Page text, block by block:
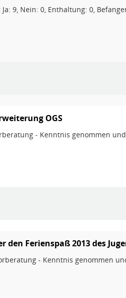
Ja: 9, Nein: 0, Enthaltung: 0,
OGS
- Kenntnis genommen
den Ferienspaß 2013 des
- Kenntnis genommen